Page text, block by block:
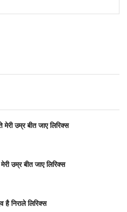
उम्र बीत जाए लिरिक्स
उम्र बीत जाए लिरिक्स
है निराले लिरिक्स